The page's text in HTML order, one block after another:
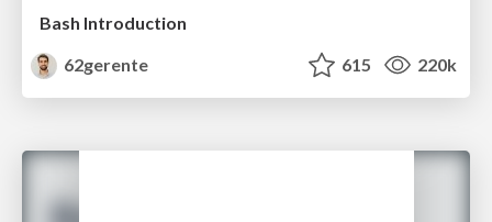
Bash Introduction
62gerente
615 220k